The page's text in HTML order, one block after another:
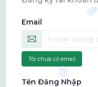
❅
❅
❆
Email
Tôi chưa có email
Tên Đăng Nhập